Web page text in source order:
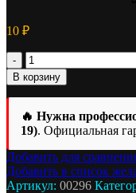
10 ₽
Количество
товара
Клемма
акустическая
Predator
4.8мм
В корзину
🔥 Нужна
19). Официальная
Добавить для
Добавить в список
Артикул: 00296